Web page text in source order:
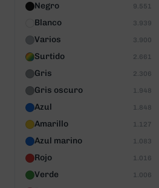
Negro 9.551
Blanco 3.939
Varios 3.900
Surtido 2.661
Gris 2.306
Gris oscuro 1.948
Azul 1.848
Amarillo 1.127
Azul marino 1.083
Rojo 1.016
Verde 1.006